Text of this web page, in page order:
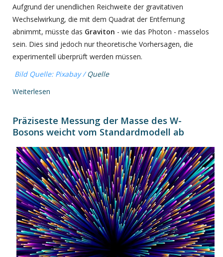
Aufgrund der unendlichen Reichweite der gravitativen
Wechselwirkung, die mit dem Quadrat der Entfernung
abnimmt, müsste das Graviton - wie das Photon - masselos
sein. Dies sind jedoch nur theoretische Vorhersagen, die
experimentell überprüft werden müssen.
Bild Quelle: Pixabay /Quelle
Weiterlesen
Präziseste Messung der Masse des W-
Bosons weicht vom Standardmodell ab